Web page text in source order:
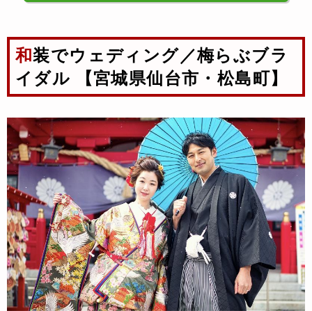
和装でウェディング／梅らぶブラ
イダル 【宮城県仙台市・松島町】